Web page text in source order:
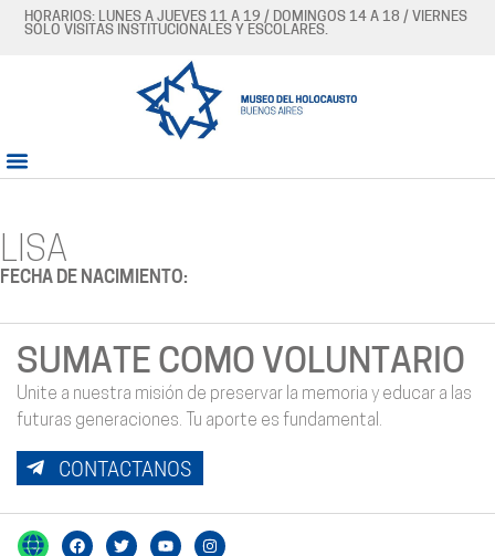
HORARIOS: LUNES A JUEVES 11 A 19 / DOMINGOS 14 A 18 / VIERNES
SÓLO VISITAS INSTITUCIONALES Y ESCOLARES.
LISA
FECHA DE NACIMIENTO:
SUMATE COMO VOLUNTARIO
Unite a nuestra misión de preservar la memoria y educar a las
futuras generaciones. Tu aporte es fundamental.
CONTACTANOS